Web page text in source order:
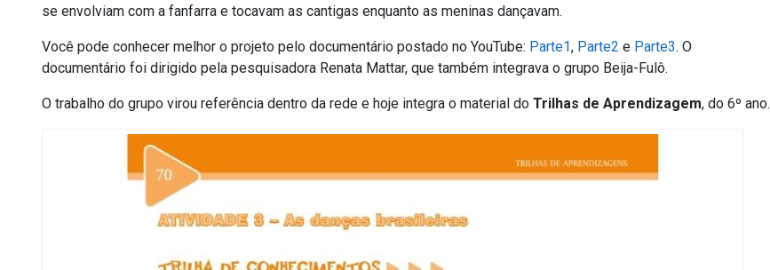
se envolviam com a fanfarra e tocavam as cantigas enquanto as meninas dançavam.
Você pode conhecer melhor o projeto pelo documentário postado no YouTube: Parte1, Parte2 e Parte3. O
documentário foi dirigido pela pesquisadora Renata Mattar, que também integrava o grupo Beija-Fulô.
O trabalho do grupo virou referência dentro da rede e hoje integra o material do Trilhas de Aprendizagem, do 6º ano.